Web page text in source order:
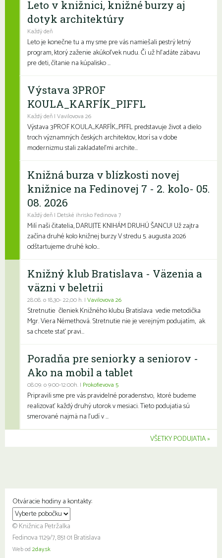
Leto v knižnici, knižné burzy aj
dotyk architektúry
Každý deň
Leto je konečne tu a my sme pre vás namiešali pestrý letný
program, ktorý zaženie akúkoľvek nudu. Či už hľadáte zábavu
pre deti, čítanie na kúpalisko ...
Výstava 3PROF
KOULA_KARFÍK_PIFFL
Každý deň | Vavilovova 26
Výstava 3PROF KOULA_KARFÍK_PIFFL predstavuje život a dielo
troch významných českých architektov, ktorí sa v dobe
modernizmu stali zakladateľmi archite...
Knižná burza v blízkosti novej
knižnice na Fedinovej 7 - 2. kolo- 05.
08. 2026
Každý deň | Detské ihrisko Fedinova 7
Milí naši čitatelia, DARUJTE KNIHÁM DRUHÚ ŠANCU! Už zajtra
začína druhé kolo knižnej burzy V stredu 5. augusta 2026
odštartujeme druhé kolo...
Knižný klub Bratislava - Väzenia a
väzni v beletrii
28.08. o 18,30- 22,00 h. | Vavilovova 26
Stretnutie členiek Knižného klubu Bratislava vedie metodička
Mgr. Viera Némethová. Stretnutie nie je verejným podujatím, ak
sa chcete stať pravi...
Poradňa pre seniorky a seniorov -
Ako na mobil a tablet
08.09. o 9:00-12:00h. | Prokofievova 5
Pripravili sme pre vás pravidelné poradenstvo, ktoré budeme
realizovať každý druhý utorok v mesiaci. Tieto podujatia sú
smerované najmä na ľudí v ...
VŠETKY PODUJATIA
Otváracie hodiny a kontakty:
© Knižnica Petržalka
Fedinova 1129/7, 851 01 Bratislava
Web od 2day.sk